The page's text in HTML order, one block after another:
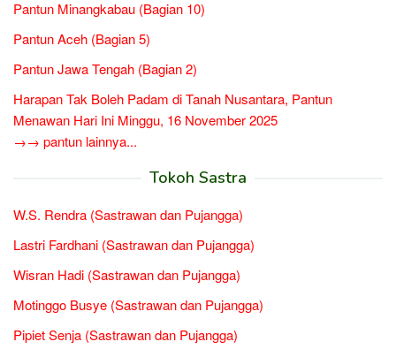
Pantun Minangkabau (Bagian 10)
Pantun Aceh (Bagian 5)
Pantun Jawa Tengah (Bagian 2)
Harapan Tak Boleh Padam di Tanah Nusantara, Pantun
Menawan Hari Ini Minggu, 16 November 2025
→→ pantun lainnya...
Tokoh Sastra
W.S. Rendra (Sastrawan dan Pujangga)
Lastri Fardhani (Sastrawan dan Pujangga)
Wisran Hadi (Sastrawan dan Pujangga)
Motinggo Busye (Sastrawan dan Pujangga)
Pipiet Senja (Sastrawan dan Pujangga)